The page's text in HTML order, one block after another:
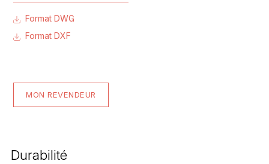
Format DWG
Format DXF
MON REVENDEUR
Durabilité